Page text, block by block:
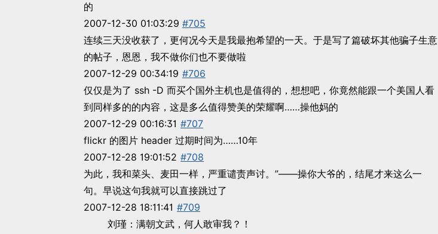
的
2007-12-30 01:03:29 #705
连续三天没收获了，更何况今天是我最抱希望的一天。于是写了篇破坏其他骗子生意
的帖子，恩恩，我不做你们也不要做啦
2007-12-29 00:34:19 #706
仅仅是为了 ssh -D 而买个国外主机也是值得的，想想吧，你竟然能跟一个美国人看
到同样多的的内容，这是多么值得赞美的荣耀啊……操他妈的
2007-12-29 00:16:31 #707
flickr 的图片 header 过期时间为……10年
2007-12-28 19:01:52 #708
为此，我和菜头、麦田一样，严重谴责声讨。”——操你大爷的，结尾才来这么一
句。早说这句我就可以直接跳过了
2007-12-28 18:11:41 #709
刘瑾：满朝文武，何人敢审我？！